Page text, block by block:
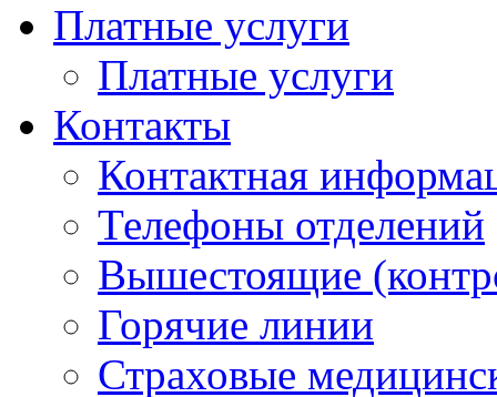
Платные услуги
Платные услуги
Контакты
Контактная
Телефоны отделений
Вышестоящие
Горячие линии
Страховые